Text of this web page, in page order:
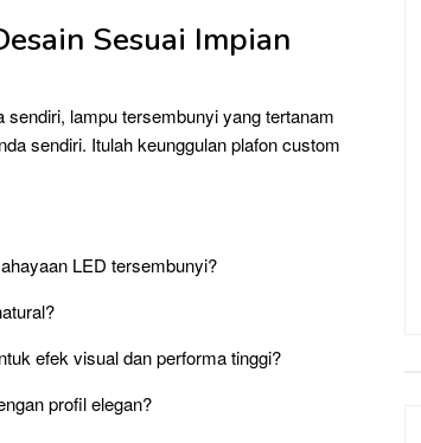
Sesuai Impian
lampu tersembunyi yang tertanam
sendiri. Itulah keunggulan plafon custom
LED tersembunyi?
efek visual dan performa tinggi?
profil elegan?